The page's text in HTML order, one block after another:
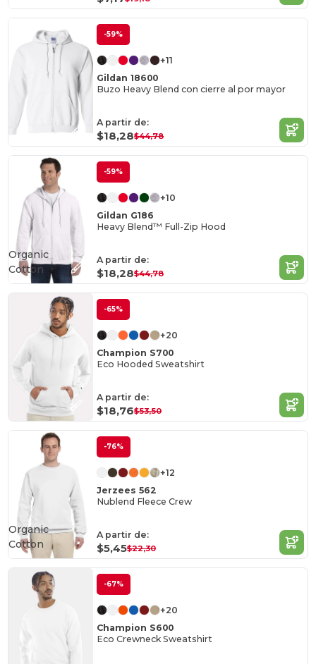
-59%
+11
Gildan 18600
Buzo Heavy Blend con cierre al por mayor
A partir de:
$18,28$44,78
-59%
+10
Gildan G186
Heavy Blend™ Full-Zip Hood
A partir de:
$18,28$44,78
Organic
Cotton
-65%
+20
Champion S700
Eco Hooded Sweatshirt
A partir de:
$18,76$53,50
-76%
+12
Jerzees 562
Nublend Fleece Crew
A partir de:
$5,45$22,30
Organic
Cotton
-67%
+20
Champion S600
Eco Crewneck Sweatshirt